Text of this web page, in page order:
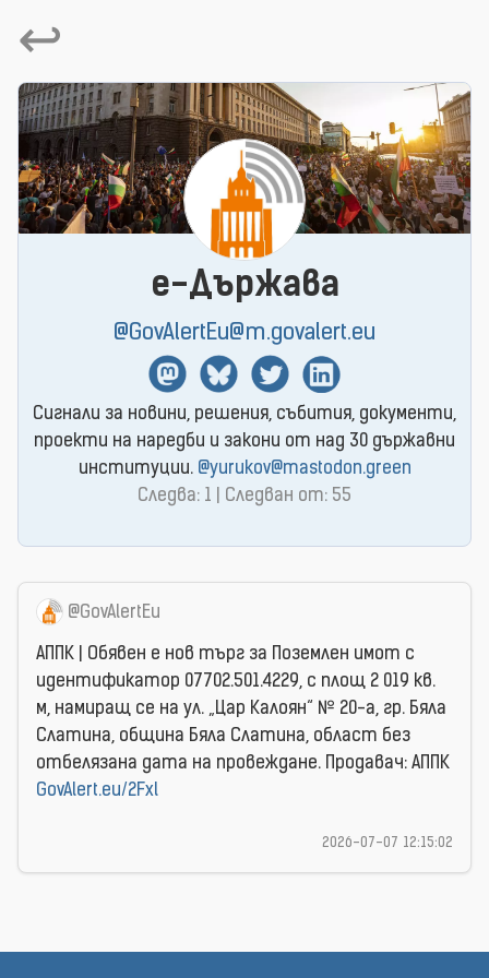
↩
e-Държава
@GovAlertEu@m.govalert.eu
MastodonBlueSkyTwitterLinkedin
Сигнали за новини, решения, събития, документи,
проекти на наредби и закони от над 30 държавни
институции. @yurukov@mastodon.green
Следва: 1 | Следван от: 55
@GovAlertEu
АППК | Обявен е нов търг за Поземлен имот с
идентификатор 07702.501.4229, с площ 2 019 кв.
м, намиращ се на ул. „Цар Калоян“ № 20-а, гр. Бяла
Слатина, община Бяла Слатина, област без
отбелязана дата на провеждане. Продавач: АППК
GovAlert.eu/2Fxl
2026-07-07 12:15:02